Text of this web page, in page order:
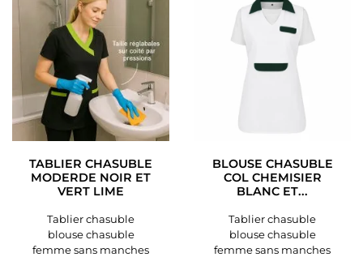
TABLIER CHASUBLE
MODERDE NOIR ET
VERT LIME
Tablier chasuble
blouse chasuble
femme sans manches
BLOUSE CHASUBLE
COL CHEMISIER
BLANC ET...
Tablier chasuble
blouse chasuble
femme sans manches